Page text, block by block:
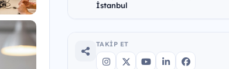
İstanbul
TAKIP ET